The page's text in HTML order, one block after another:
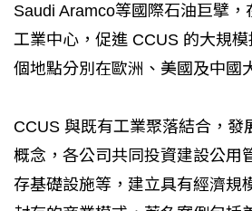
Saudi Aramco等國際石油巨擘
工業中心，促進 CCUS 的大規
個地點分別在歐洲、美國及中國
CCUS 與既有工業聚落結合，發
概念，各公司共同投資建設公用
存基礎設施等，建立具有經濟規